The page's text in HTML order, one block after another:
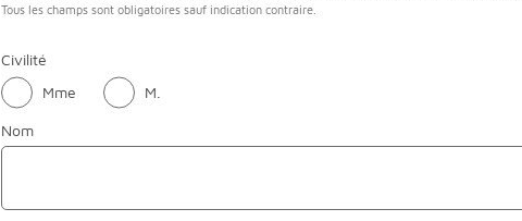
Tous les champs sont obligatoires sauf indication contraire.
Civilité
Mme
M.
Nom